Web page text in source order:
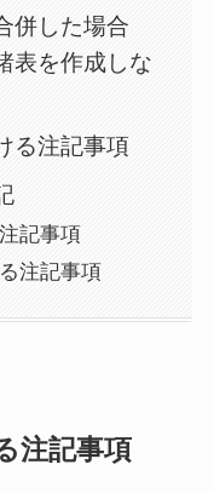
併した場合
表を作成しな
る注記事項
記事項
注記事項
注記事項